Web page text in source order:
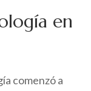
en
comenzó a